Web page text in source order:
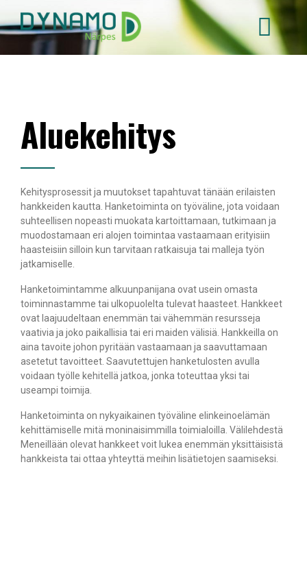
Hyppää
pääsisältöön
Aluekehitys
Kehitysprosessit ja muutokset tapahtuvat tänään erilaisten
hankkeiden kautta. Hanketoiminta on työväline, jota voidaan
suhteellisen nopeasti muokata kartoittamaan, tutkimaan ja
muodostamaan eri alojen toimintaa vastaamaan erityisiin
haasteisiin silloin kun tarvitaan ratkaisuja tai malleja työn
jatkamiselle.
Hanketoimintamme alkuunpanijana ovat usein omasta
toiminnastamme tai ulkopuolelta tulevat haasteet. Hankkeet
ovat laajuudeltaan enemmän tai vähemmän resursseja
vaativia ja joko paikallisia tai eri maiden välisiä. Hankkeilla on
aina tavoite johon pyritään vastaamaan ja saavuttamaan
asetetut tavoitteet. Saavutettujen hanketulosten avulla
voidaan työlle kehitellä jatkoa, jonka toteuttaa yksi tai
useampi toimija.
Hanketoiminta on nykyaikainen työväline elinkeinoelämän
kehittämiselle mitä moninaisimmilla toimialoilla. Välilehdestä
Meneillään olevat hankkeet voit lukea enemmän yksittäisistä
hankkeista tai ottaa yhteyttä meihin lisätietojen saamiseksi.